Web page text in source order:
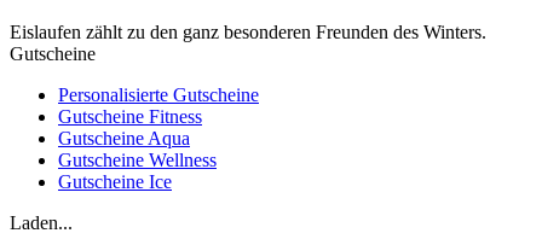
Eislaufen zählt zu den ganz besonderen Freunden des Winters.
Gutscheine
Personalisierte Gutscheine
Gutscheine Fitness
Gutscheine Aqua
Gutscheine Wellness
Gutscheine Ice
Laden...